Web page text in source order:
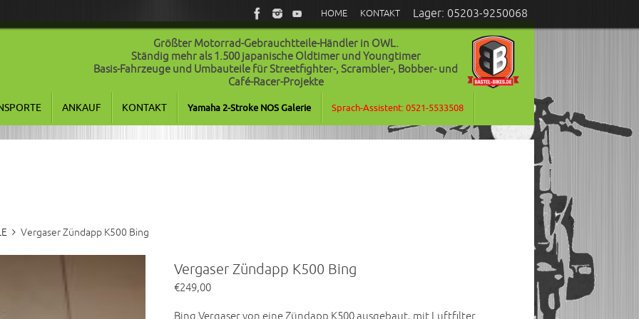
HOME KONTAKT Lager: 05203-9250068
Größter Motorrad-Gebrauchtteile-Händler in OWL.
Ständig mehr als 1.500 japanische Oldtimer und Youngtimer
Basis-Fahrzeuge und Umbauteile für Streetfighter-, Scrambler-, Bobber- und
Café-Racer-Projekte
ANKAUF KONTAKT Yamaha 2-Stroke NOS Galerie Sprach-Assistent: 0521-5533508
Vergaser Zündapp K500 Bing
Vergaser Zündapp K500 Bing
€249,00